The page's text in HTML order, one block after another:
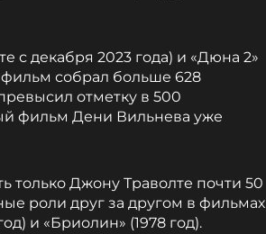
с декабря 2023 года) и «Дюна 2»
фильм собрал больше 628
отметку в 500
фильм Дени Вильнева уже
только Джону Траволте почти 50
роли друг за другом в фильмах
и «Бриолин» (1978 год).